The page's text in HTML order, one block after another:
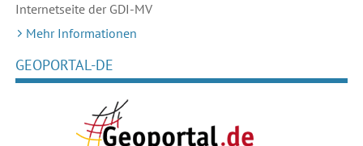
Internetseite der GDI-MV
Mehr Informationen
GEOPORTAL-DE